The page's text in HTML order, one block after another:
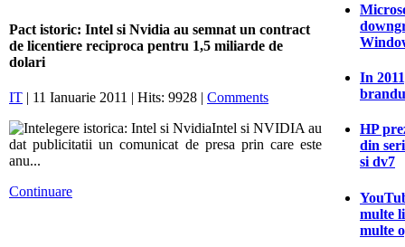
Pact istoric: Intel si Nvidia au semnat un contract
de licentiere reciproca pentru 1,5 miliarde de
dolari
IT | 11 Ianuarie 2011 | Hits: 9928 | Comments
Intel si NVIDIA au
dat publicitatii un comunicat de presa prin care este
anu...
Continuare
In
HP
din
si dv7
multe
multe